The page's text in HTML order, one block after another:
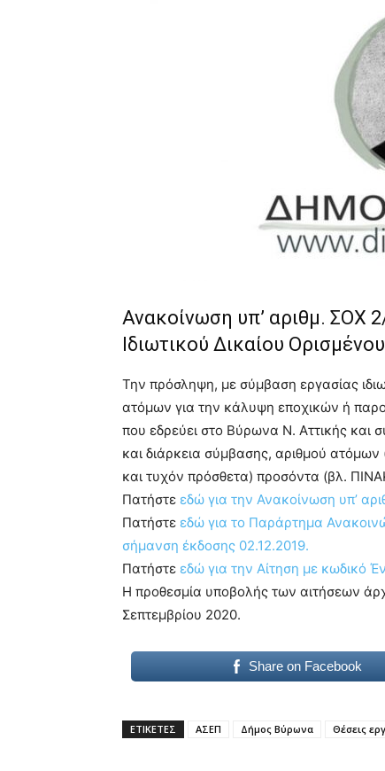
Ανακοίνωση υπ’ αριθμ. ΣΟΧ
Ιδιωτικού Δικαίου
Την πρόσληψη, με σύμβαση εργασίας
ατόμων για την κάλυψη εποχικών ή
που εδρεύει στο Βύρωνα Ν. Αττικής και
και διάρκεια σύμβασης, αριθμού
και τυχόν πρόσθετα) προσόντα (βλ.
Πατήστε εδώ για την Ανακοίνωση υπ’
Πατήστε εδώ για το Παράρτημα
σήμανση έκδοσης 02.12.2019.
Πατήστε εδώ για την Αίτηση με κωδικό
Η προθεσμία υποβολής των αιτήσεων
Σεπτεμβρίου 2020.
Share on Facebook
ΕΤΙΚΕΤΕΣ ΑΣΕΠ Δήμος Βύρωνα Θέσεις